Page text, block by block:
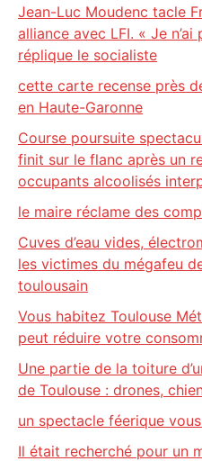
Jean-Luc Moudenc tacle
alliance avec LFI. « Je
réplique le socialiste
cette carte recense près
en Haute-Garonne
Course poursuite
finit sur le flanc après un
occupants alcoolisés
le maire réclame des
Cuves d’eau vides,
les victimes du mégafeu
toulousain
Vous habitez Toulouse
peut réduire votre
Une partie de la toiture
de Toulouse : drones,
un spectacle féerique
Il était recherché pour un